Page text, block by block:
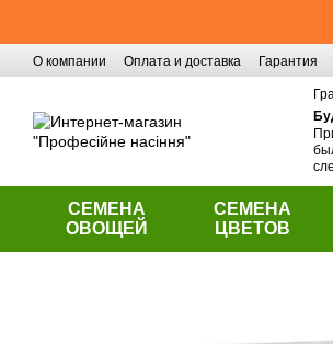
О компании Оплата и доставка Гарантия
СЕМЕНА
ОВОЩЕЙ
СЕМЕНА
ЦВЕТОВ